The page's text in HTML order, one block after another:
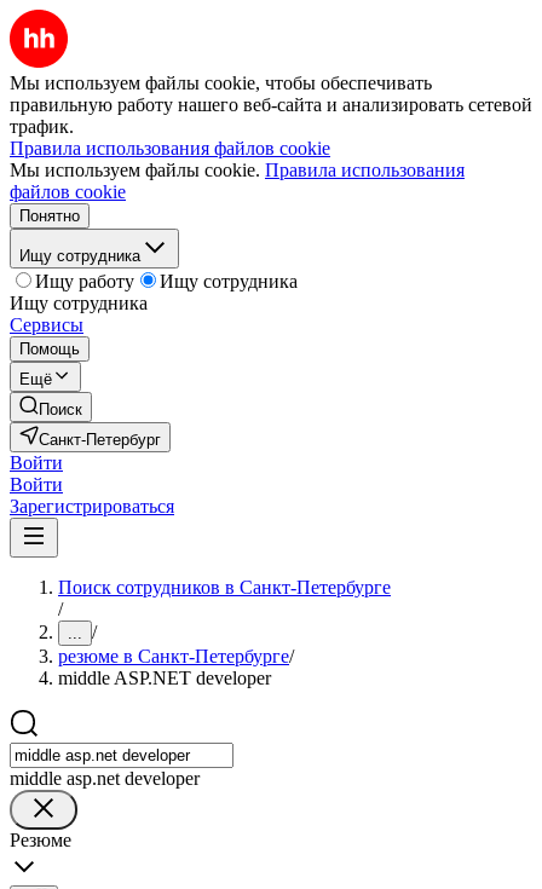
Мы используем файлы cookie, чтобы обеспечивать
правильную работу нашего веб-сайта и анализировать сетевой
трафик.
Правила использования файлов cookie
Мы используем файлы cookie. Правила использования
файлов cookie
Понятно
Ищу сотрудника
Ищу работу
Ищу сотрудника
Ищу сотрудника
Сервисы
Помощь
Ещё
Поиск
Санкт-Петербург
Войти
Войти
Зарегистрироваться
Поиск сотрудников в Санкт-Петербурге
/
... /
резюме в Санкт-Петербурге/
middle ASP.NET developer
middle asp.net developer
Резюме